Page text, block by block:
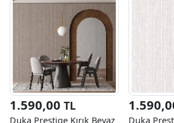
1.590,00 TL
Duka Prestige Kırık Beyaz Duka